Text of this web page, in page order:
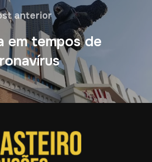
anterior
em tempos de